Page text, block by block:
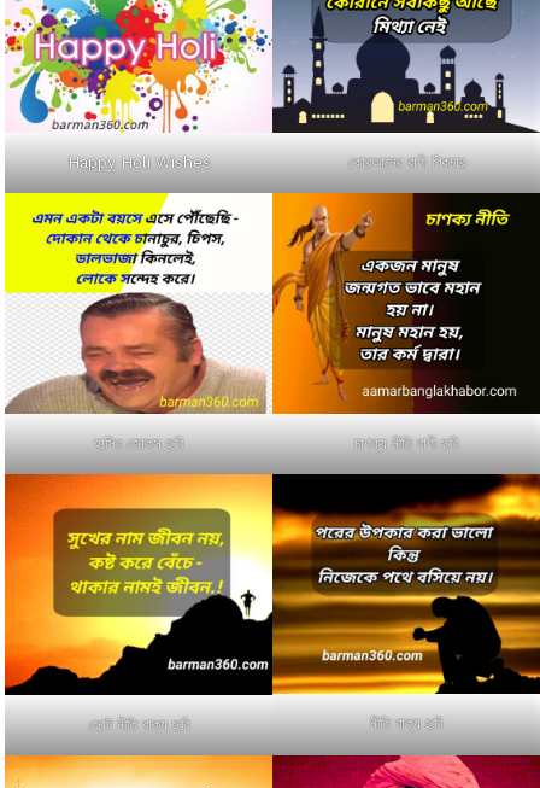
Happy Holi Wishes কোরআনের বাণী পিকচার
হাসির জোকস ছবি চাণক্য নীতি বাণী ছবি
ছোট নীতি বাক্য ছবি নীতি বাক্য ছবি